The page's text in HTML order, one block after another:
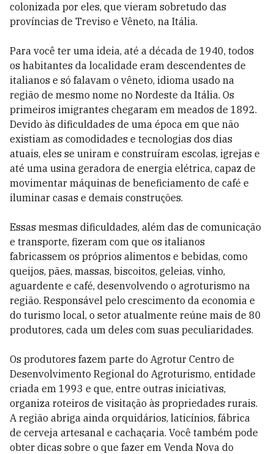
colonizada por eles, que vieram sobretudo das
províncias de Treviso e Vêneto, na Itália.
Para você ter uma ideia, até a década de 1940, todos
os habitantes da localidade eram descendentes de
italianos e só falavam o vêneto, idioma usado na
região de mesmo nome no Nordeste da Itália. Os
primeiros imigrantes chegaram em meados de 1892.
Devido às dificuldades de uma época em que não
existiam as comodidades e tecnologias dos dias
atuais, eles se uniram e construíram escolas, igrejas e
até uma usina geradora de energia elétrica, capaz de
movimentar máquinas de beneficiamento de café e
iluminar casas e demais construções.
Essas mesmas dificuldades, além das de comunicação
e transporte, fizeram com que os italianos
fabricassem os próprios alimentos e bebidas, como
queijos, pães, massas, biscoitos, geleias, vinho,
aguardente e café, desenvolvendo o agroturismo na
região. Responsável pelo crescimento da economia e
do turismo local, o setor atualmente reúne mais de 80
produtores, cada um deles com suas peculiaridades.
Os produtores fazem parte do Agrotur Centro de
Desenvolvimento Regional do Agroturismo, entidade
criada em 1993 e que, entre outras iniciativas,
organiza roteiros de visitação às propriedades rurais.
A região abriga ainda orquidários, laticínios, fábrica
de cerveja artesanal e cachaçaria. Você também pode
obter dicas sobre o que fazer em Venda Nova do